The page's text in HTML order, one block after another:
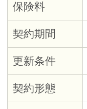
保険料
契約期間
更新条件
契約形態